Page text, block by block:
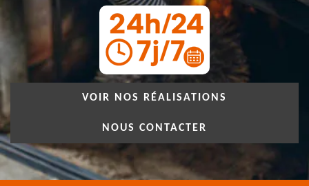
VOIR NOS RÉALISATIONS
NOUS CONTACTER